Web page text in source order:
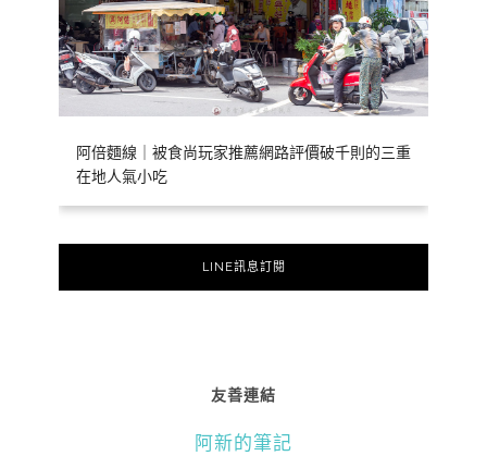
阿倍麵線｜被食尚玩家推薦網路評價破千則的三重
在地人氣小吃
LINE訊息訂閱
友善連結
阿新的筆記